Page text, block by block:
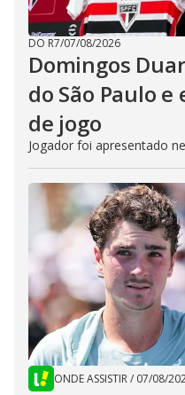
DO R7/07/08/2026
Domingos
do São Paulo
de jogo
Jogador foi apresentado
ONDE ASSISTIR/ 07/08/